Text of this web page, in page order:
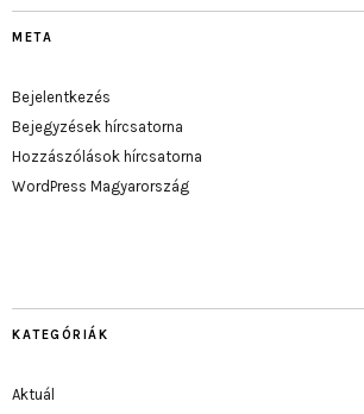
META
Bejelentkezés
Bejegyzések hírcsatorna
Hozzászólások hírcsatorna
WordPress Magyarország
KATEGÓRIÁK
Aktuál